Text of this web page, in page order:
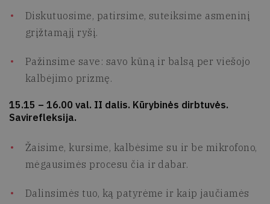
Diskutuosime, patirsime, suteiksime asmeninį
grįžtamąjį ryšį.
Pažinsime save: savo kūną ir balsą per viešojo
kalbėjimo prizmę.
15.15 – 16.00 val. II dalis. Kūrybinės dirbtuvės.
Savirefleksija.
Žaisime, kursime, kalbėsime su ir be mikrofono,
mėgausimės procesu čia ir dabar.
Dalinsimės tuo, ką patyrėme ir kaip jaučiamės